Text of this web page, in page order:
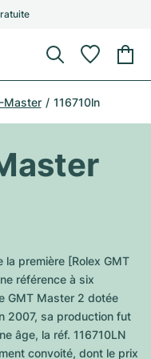
Master 116710ln
la première [Rolex GMT
référence à six
GMT Master 2 dotée
2007, sa production fut
âge, la réf. 116710LN
convoité, dont le prix